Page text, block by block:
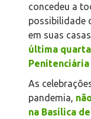
concedeu a
possibilidade
em suas
última
As
pandemia,
na Basílica